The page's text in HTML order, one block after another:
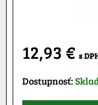
12,93 € s
Dostupnosť: